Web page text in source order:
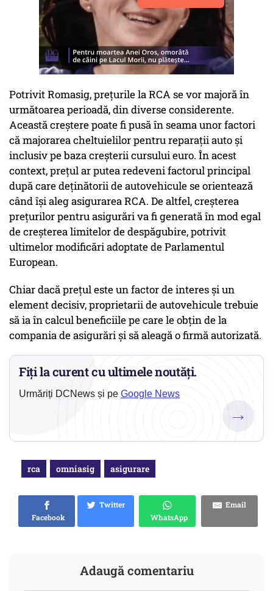
Potrivit Romasig, preţurile la RCA se vor majoră în
următoarea perioadă, din diverse considerente.
Această creştere poate fi pusă în seama unor factori
că majorarea cheltuielilor pentru reparaţii auto şi
inclusiv pe baza creşterii cursului euro. În acest
context, preţul ar putea redeveni factorul principal
după care deţinătorii de autovehicule se orientează
când îşi aleg asigurarea RCA. De altfel, creşterea
preţurilor pentru asigurări va fi generată în mod egal
de creşterea limitelor de despăgubire, potrivit
ultimelor modificări adoptate de Parlamentul
European.
Chiar dacă preţul este un factor de interes şi un
element decisiv, proprietarii de autovehicule trebuie
să ia în calcul beneficiile pe care le obţin de la
compania de asigurări şi să aleagă o firmă autorizată.
Fiți la curent cu ultimele noutăți.
Urmăriți DCNews și pe Google News
→
rca omniasig asigurare
Facebook
Twitter
WhatsApp
Email
Adaugă comentariu